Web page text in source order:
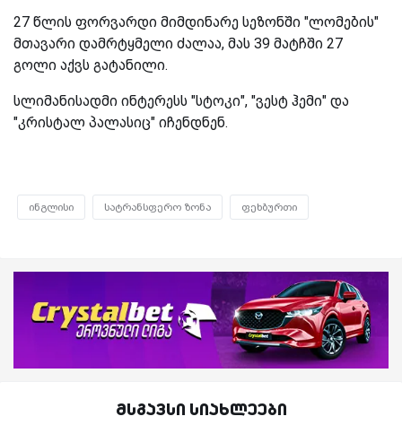
27 წლის ფორვარდი მიმდინარე სეზონში "ლომების"
მთავარი დამრტყმელი ძალაა, მას 39 მატჩში 27
გოლი აქვს გატანილი.
სლიმანისადმი ინტერესს "სტოკი", "ვესტ ჰემი" და
"კრისტალ პალასიც" იჩენდნენ.
ინგლისი სატრანსფერო ზონა ფეხბურთი
მსგავსი სიახლეები